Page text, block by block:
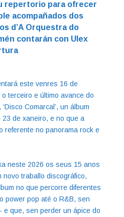
repertorio para ofrecer
acompañados dos
d’A Orquestra do
contarán con Ulex
este venres 16 de
o terceiro e último avance do
Comarcal’, un álbum
de xaneiro, e no que a
referente no panorama rock e
neste 2026 os seus 15 anos
traballo discográfico,
no que percorre diferentes
power pop até o R&B, sen
e que, sen perder un ápice do